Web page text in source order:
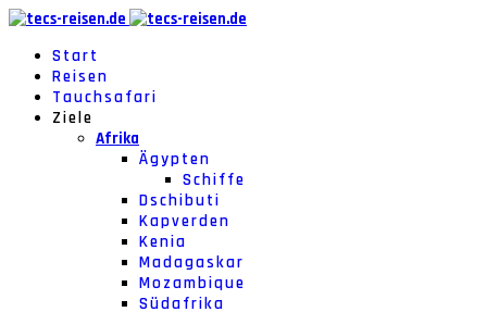
Start
Reisen
Tauchsafari
Ziele
Afrika
Ägypten
Schiffe
Dschibuti
Kapverden
Kenia
Madagaskar
Mozambique
Südafrika